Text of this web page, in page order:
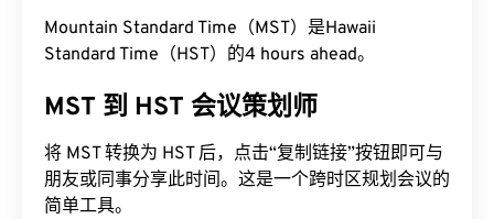
Mountain Standard Time（MST）是Hawaii
Standard Time（HST）的4 hours ahead。
MST 到 HST 会议策划师
将 MST 转换为 HST 后，点击“复制链接”按钮即可与
朋友或同事分享此时间。这是一个跨时区规划会议的
简单工具。